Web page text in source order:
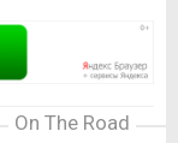
On The Road